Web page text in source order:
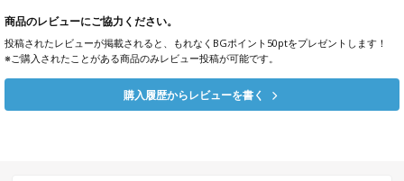
商品のレビューにご協力ください。
投稿されたレビューが掲載されると、もれなくBGポイント50ptをプレゼントします！
※ご購入されたことがある商品のみレビュー投稿が可能です。
購入履歴からレビューを書く